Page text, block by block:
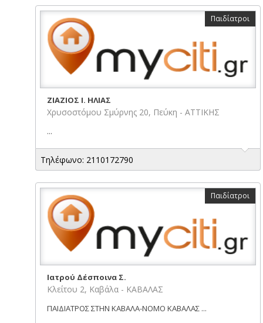
Παιδίατροι
ΖΙΑΖΙΟΣ I. ΗΛΙΑΣ
Χρυσοστόμου Σμύρνης 20, Πεύκη - ΑΤΤΙΚΗΣ
...
Τηλέφωνο: 2110172790
Παιδίατροι
Ιατρού Δέσποινα Σ.
Κλείτου 2, Καβάλα - ΚΑΒΑΛΑΣ
ΠΑΙΔΙΑΤΡΟΣ ΣΤΗΝ ΚΑΒΑΛΑ-ΝΟΜΟ ΚΑΒΑΛΑΣ ...